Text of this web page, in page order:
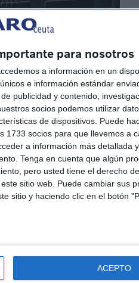
para nosotros
a información en un
e información estándar
publicidad y contenido,
socios podemos utilizar
de dispositivos. Puede
socios para que llevemos a
a información más detallada
Tenga en cuenta que algún
pero usted tiene el derecho
sitio web. Puede cambiar sus
sitio y haciendo clic en el botón
ACEPTO
por la